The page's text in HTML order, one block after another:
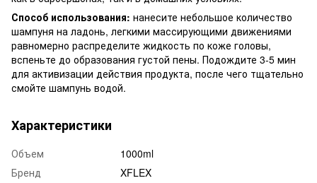
Способ использования: нанесите небольшое количество
шампуня на ладонь, легкими массирующими движениями
равномерно распределите жидкость по коже головы,
вспеньте до образования густой пены. Подождите 3-5 мин
для активизации действия продукта, после чего тщательно
смойте шампунь водой.
Характеристики
Объем
1000ml
Бренд
XFLEX